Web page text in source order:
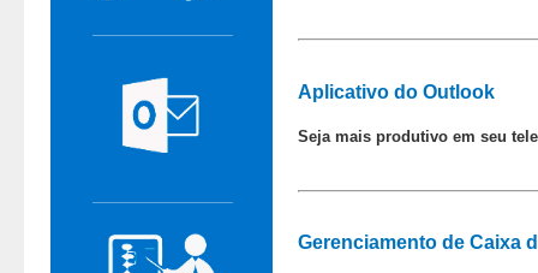
Aplicativo do Outlook
Seja mais produtivo em seu
Gerenciamento de Caixa